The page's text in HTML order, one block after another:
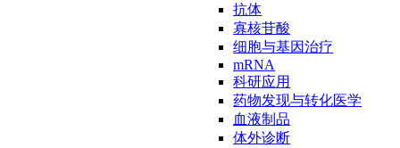
抗体
寡核苷酸
细胞与基因治疗
mRNA
科研应用
药物发现与转化医学
血液制品
体外诊断